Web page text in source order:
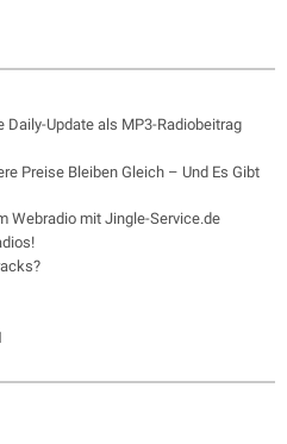
Daily-Update als MP3-Radiobeitrag
Preise Bleiben Gleich – Und Es Gibt
Webradio mit Jingle-Service.de